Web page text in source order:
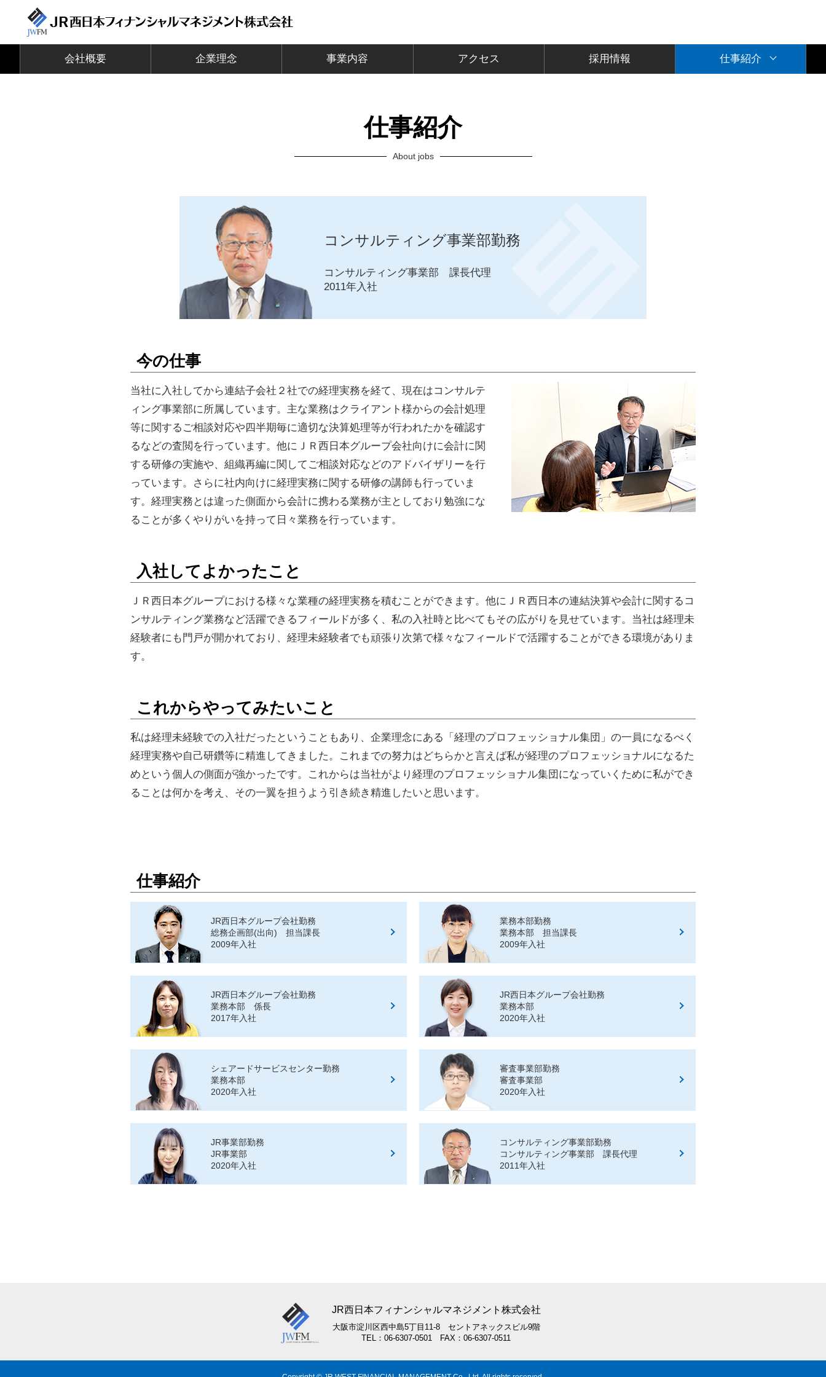
会社概要 企業理念 事業内容 アクセス 採用情報 仕事紹介
仕事紹介
About jobs
コンサルティング事業部勤務
コンサルティング事業部 課長代理
2011年入社
今の仕事
当社に入社してから連結子会社２社での経理実務を経て、現在はコンサルテ
ィング事業部に所属しています。主な業務はクライアント様からの会計処理
等に関するご相談対応や四半期毎に適切な決算処理等が行われたかを確認す
るなどの査閲を行っています。他にＪＲ西日本グループ会社向けに会計に関
する研修の実施や、組織再編に関してご相談対応などのアドバイザリーを行
っています。さらに社内向けに経理実務に関する研修の講師も行っていま
す。経理実務とは違った側面から会計に携わる業務が主としており勉強にな
ることが多くやりがいを持って日々業務を行っています。
入社してよかったこと
ＪＲ西日本グループにおける様々な業種の経理実務を積むことができます。他にＪＲ西日本の連結決算や会計に関するコ
ンサルティング業務など活躍できるフィールドが多く、私の入社時と比べてもその広がりを見せています。当社は経理未
経験者にも門戸が開かれており、経理未経験者でも頑張り次第で様々なフィールドで活躍することができる環境がありま
す。
これからやってみたいこと
私は経理未経験での入社だったということもあり、企業理念にある「経理のプロフェッショナル集団」の一員になるべく
経理実務や自己研鑽等に精進してきました。これまでの努力はどちらかと言えば私が経理のプロフェッショナルになるた
めという個人の側面が強かったです。これからは当社がより経理のプロフェッショナル集団になっていくために私ができ
ることは何かを考え、その一翼を担うよう引き続き精進したいと思います。
仕事紹介
JR西日本グループ会社勤務
総務企画部(出向) 担当課長
2009年入社
業務本部勤務
業務本部 担当課長
2009年入社
JR西日本グループ会社勤務
業務本部 係長
2017年入社
JR西日本グループ会社勤務
業務本部
2020年入社
シェアードサービスセンター勤務
業務本部
2020年入社
審査事業部勤務
審査事業部
2020年入社
JR事業部勤務
JR事業部
2020年入社
コンサルティング事業部勤務
コンサルティング事業部 課長代理
2011年入社
JR西日本フィナンシャルマネジメント株式会社
大阪市淀川区西中島5丁目11-8 セントアネックスビル9階
TEL：06-6307-0501 FAX：06-6307-0511